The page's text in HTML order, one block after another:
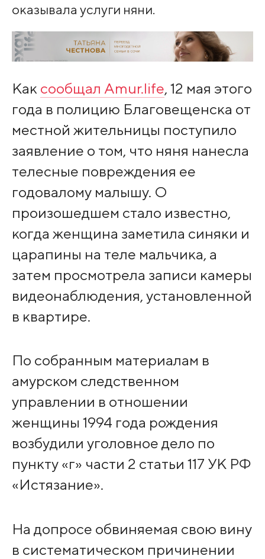
оказывала услуги няни.
Как сообщал Amur.life, 12 мая этого
года в полицию Благовещенска от
местной жительницы поступило
заявление о том, что няня нанесла
телесные повреждения ее
годовалому малышу. О
произошедшем стало известно,
когда женщина заметила синяки и
царапины на теле мальчика, а
затем просмотрела записи камеры
видеонаблюдения, установленной
в квартире.
По собранным материалам в
амурском следственном
управлении в отношении
женщины 1994 года рождения
возбудили уголовное дело по
пункту «г» части 2 статьи 117 УК РФ
«Истязание».
На допросе обвиняемая свою вину
в систематическом причинении